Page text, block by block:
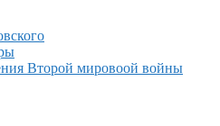
Второй мировоой войны